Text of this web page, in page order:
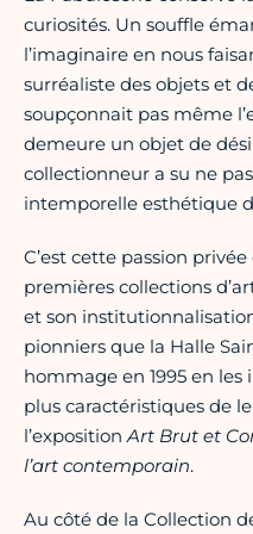
curiosités. Un souffle
l’imaginaire en nous
surréaliste des objets et
soupçonnait pas même
demeure un objet de
collectionneur a su ne
intemporelle esthétique
C’est cette passion
premières collections
et son
pionniers que la Halle
hommage en 1995 en
plus caractéristiques de
l’expositionArt Brut et
l’art contemporain.
Au côté de la Collection